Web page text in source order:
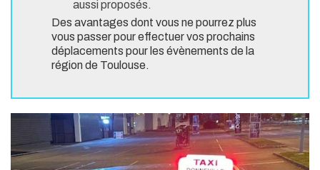
aussi proposés.
Des avantages dont vous ne pourrez plus
vous passer pour effectuer vos prochains
déplacements pour les évènements de la
région de Toulouse.